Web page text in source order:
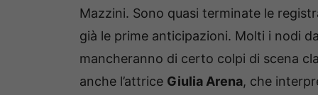
Mazzini. Sono quasi terminate le
già le prime anticipazioni. Molti i nodi
mancheranno di certo colpi di scena
anche l’attrice Giulia Arena, che